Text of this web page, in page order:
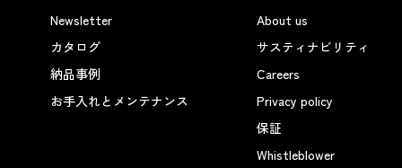
Newsletter
カタログ
納品事例
お手入れとメンテナンス
About us
サスティナビリティ
Careers
Privacy policy
保証
Whistleblower